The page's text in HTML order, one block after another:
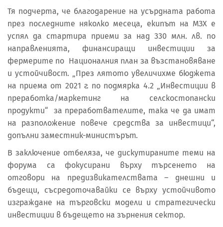
Тя подчерта, че благодарение на усърдната работа
през последните няколко месеца, екипът на МЗХ е
успял да стартира приеми за над 330 млн. лв. по
направленията, финансиращи инвестиции за
фермерите по Националния план за възстановяване
и устойчивост. „През лятото увеличихме бюджета
на приема от 2021 г. по подмярка 4.2 „Инвестиции в
преработка/маркетинг на селскостопански
продукти“ за преработвателите, така че да имат
на разположение повече средства за инвестици“,
допълни заместник-министърът.
В заключение отбеляза, че дискутираните теми на
форума са фокусирани върху търсенето на
отговори на предизвикателствата – днешни и
бъдещи, съсредоточавайки се върху устойчивото
изграждане на търговски модели и стратегически
инвестиции в бъдещето на зърнения сектор.